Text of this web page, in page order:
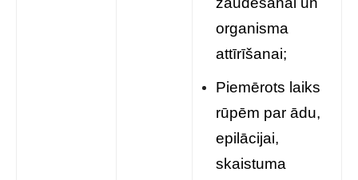
organisma
attīrīšanai;
Piemērots laiks
rūpēm par ādu,
epilācijai,
skaistuma